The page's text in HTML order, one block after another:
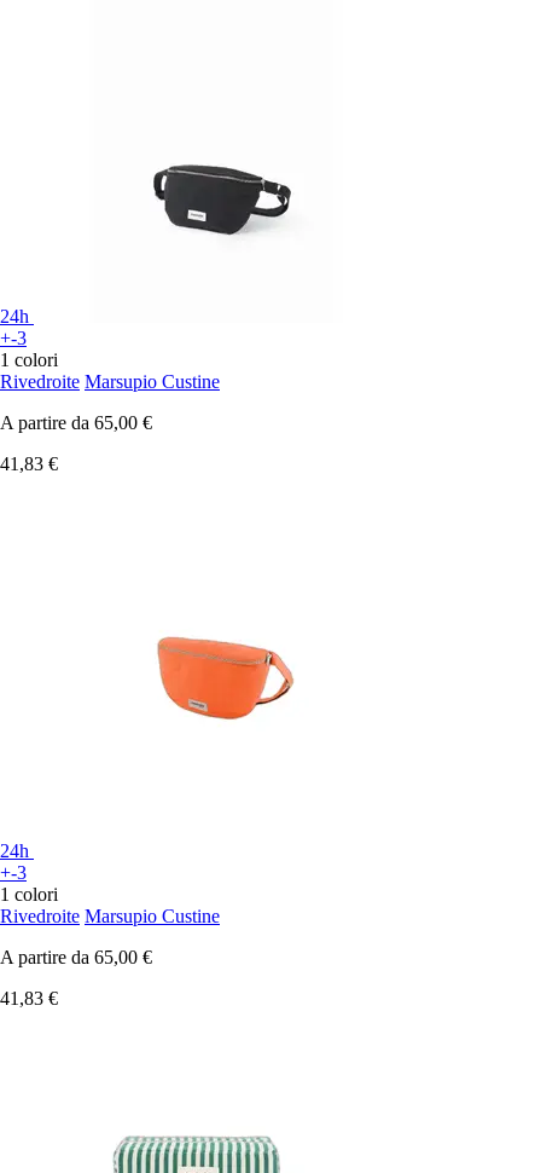
24h
+-3
1 colori
Rivedroite Marsupio Custine
A partire da 65,00 €
41,83 €
24h
+-3
1 colori
Rivedroite Marsupio Custine
A partire da 65,00 €
41,83 €